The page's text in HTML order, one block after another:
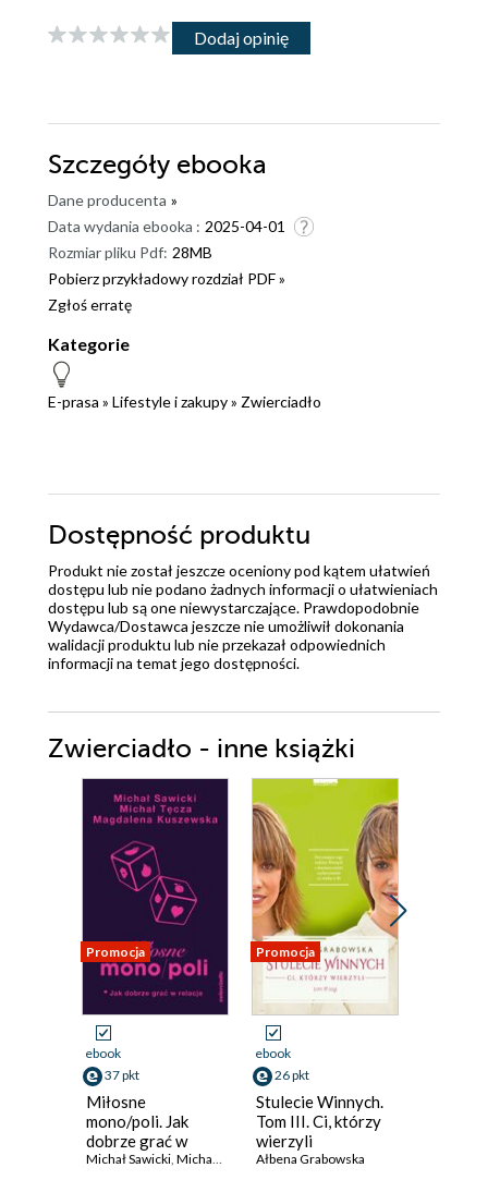
Dodaj opinię
Szczegóły ebooka
Dane producenta »
Data wydania ebooka : 2025-04-01
Rozmiar pliku Pdf: 28MB
Pobierz przykładowy rozdział PDF »
Zgłoś erratę
Kategorie
E-prasa » Lifestyle i zakupy» Zwierciadło
Dostępność produktu
Produkt nie został jeszcze oceniony pod kątem ułatwień
dostępu lub nie podano żadnych informacji o ułatwieniach
dostępu lub są one niewystarczające. Prawdopodobnie
Wydawca/Dostawca jeszcze nie umożliwił dokonania
walidacji produktu lub nie przekazał odpowiednich
informacji na temat jego dostępności.
Zwierciadło - inne książki
Promocja
ebook
37 pkt
Miłosne
mono/poli. Jak
dobrze grać w
relacje?
Michał Sawicki, Michał Tęcza ,Magdalena Kuszewska
Promocja
ebook
26 pkt
Stulecie Winnych.
Tom III. Ci, którzy
wierzyli
Ałbena Grabowska